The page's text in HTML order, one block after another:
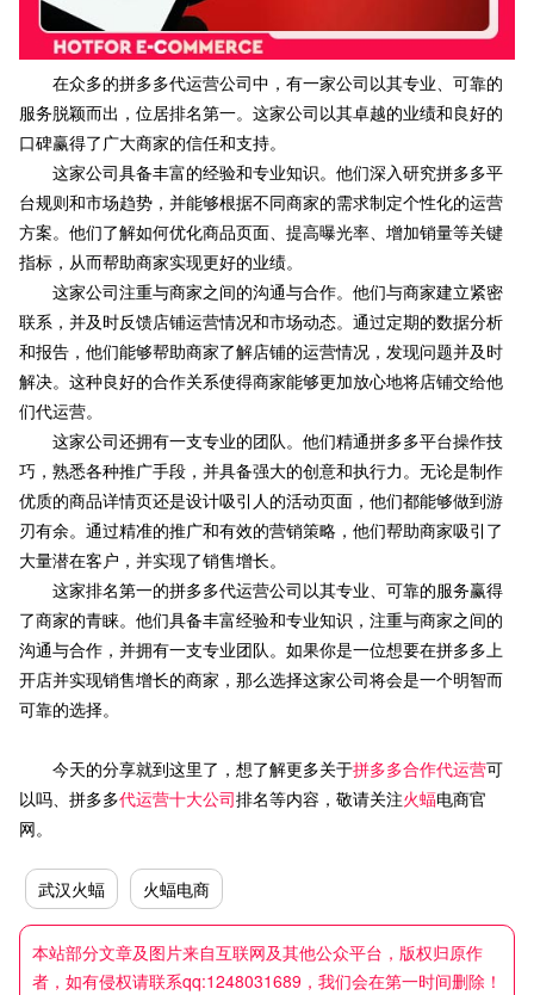
在众多的拼多多代运营公司中，有一家公司以其专业、可靠的
服务脱颖而出，位居排名第一。这家公司以其卓越的业绩和良好的
口碑赢得了广大商家的信任和支持。
这家公司具备丰富的经验和专业知识。他们深入研究拼多多平
台规则和市场趋势，并能够根据不同商家的需求制定个性化的运营
方案。他们了解如何优化商品页面、提高曝光率、增加销量等关键
指标，从而帮助商家实现更好的业绩。
这家公司注重与商家之间的沟通与合作。他们与商家建立紧密
联系，并及时反馈店铺运营情况和市场动态。通过定期的数据分析
和报告，他们能够帮助商家了解店铺的运营情况，发现问题并及时
解决。这种良好的合作关系使得商家能够更加放心地将店铺交给他
们代运营。
这家公司还拥有一支专业的团队。他们精通拼多多平台操作技
巧，熟悉各种推广手段，并具备强大的创意和执行力。无论是制作
优质的商品详情页还是设计吸引人的活动页面，他们都能够做到游
刃有余。通过精准的推广和有效的营销策略，他们帮助商家吸引了
大量潜在客户，并实现了销售增长。
这家排名第一的拼多多代运营公司以其专业、可靠的服务赢得
了商家的青睐。他们具备丰富经验和专业知识，注重与商家之间的
沟通与合作，并拥有一支专业团队。如果你是一位想要在拼多多上
开店并实现销售增长的商家，那么选择这家公司将会是一个明智而
可靠的选择。
今天的分享就到这里了，想了解更多关于拼多多合作代运营可
以吗、拼多多代运营十大公司排名等内容，敬请关注火蝠电商官
网。
武汉火蝠 火蝠电商
本站部分文章及图片来自互联网及其他公众平台，版权归原作
者，如有侵权请联系qq:1248031689，我们会在第一时间删除！